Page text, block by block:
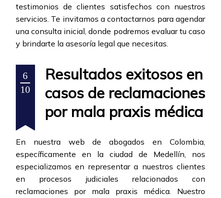
testimonios de clientes satisfechos con nuestros
servicios. Te invitamos a contactarnos para agendar
una consulta inicial, donde podremos evaluar tu caso
y brindarte la asesoría legal que necesitas.
6
10
Resultados exitosos en
casos de reclamaciones
por mala praxis médica
En nuestra web de abogados en Colombia,
específicamente en la ciudad de Medellín, nos
especializamos en representar a nuestros clientes
en procesos judiciales relacionados con
reclamaciones por mala praxis médica. Nuestro